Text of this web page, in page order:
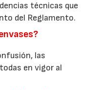
técnicas que
del Reglamento.
las
en vigor al